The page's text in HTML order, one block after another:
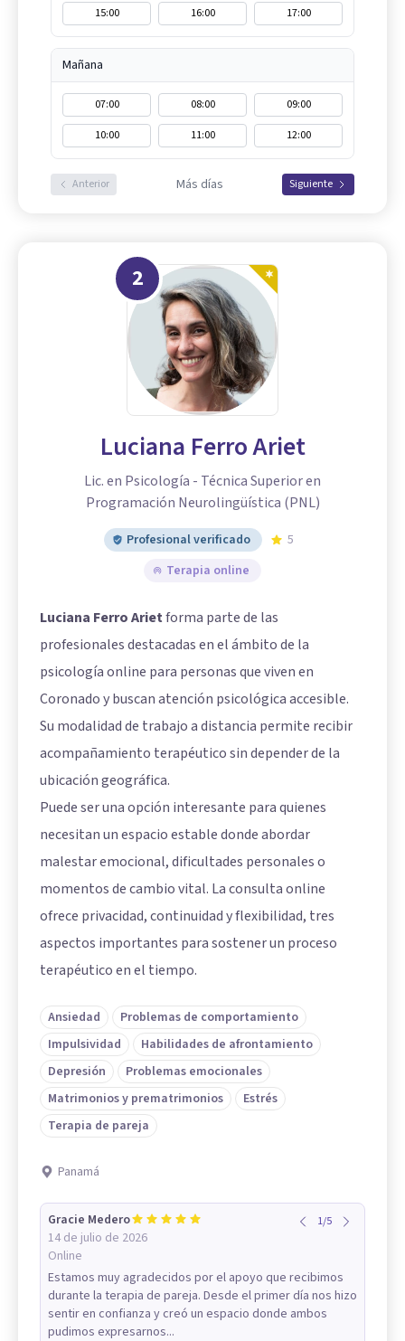
15:00 16:00 17:00
Mañana
07:00 08:00
09:00
10:00
11:00 12:00
Anterior Más días Siguiente
2
Luciana Ferro Ariet
Lic. en Psicología - Técnica Superior en
Programación Neurolingüística (PNL)
Profesional verificado
5
Terapia online
Luciana Ferro Arietforma parte de las
profesionales destacadas en el ámbito de la
psicología online para personas que viven en
Coronado y buscan atención psicológica accesible.
Su modalidad de trabajo a distancia permite recibir
acompañamiento terapéutico sin depender de la
ubicación geográfica.
Puede ser una opción interesante para quienes
necesitan un espacio estable donde abordar
malestar emocional, dificultades personales o
momentos de cambio vital. La consulta online
ofrece privacidad, continuidad y flexibilidad, tres
aspectos importantes para sostener un proceso
terapéutico en el tiempo.
Ansiedad
Problemas de comportamiento
Impulsividad
Habilidades de afrontamiento
Depresión
Problemas emocionales
Matrimonios y prematrimonios
Estrés
Terapia de pareja
Panamá
Gracie Medero
14 de julio de 2026
Online
1/5
Estamos muy agradecidos por el apoyo que recibimos
durante la terapia de pareja. Desde el primer día nos hizo
sentir en confianza y creó un espacio donde ambos
pudimos expresarnos...